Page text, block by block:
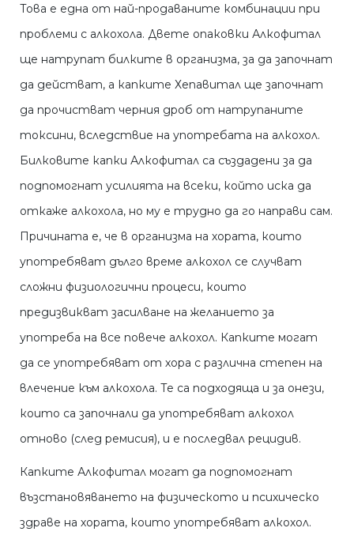
Това е една от най-продаваните комбинации при
проблеми с алкохола. Двете опаковки Алкофитал
ще натрупат билките в организма, за да започнат
да действат, а капките Хепавитал ще започнат
да прочистват черния дроб от натрупаните
токсини, вследствие на употребата на алкохол.
Билковите капки Алкофитал са създадени за да
подпомогнат усилията на всеки, който иска да
откаже алкохола, но му е трудно да го направи сам.
Причината е, че в организма на хората, които
употребяват дълго време алкохол се случват
сложни физиологични процеси, които
предизвикват засилване на желанието за
употреба на все повече алкохол. Капките могат
да се употребяват от хора с различна степен на
влечение към алкохола. Те са подходяща и за онези,
които са започнали да употребяват алкохол
отново (след ремисия), и е последвал рецидив.
Капките Алкофитал могат да подпомогнат
възстановяването на физическото и психическо
здраве на хората, които употребяват алкохол.